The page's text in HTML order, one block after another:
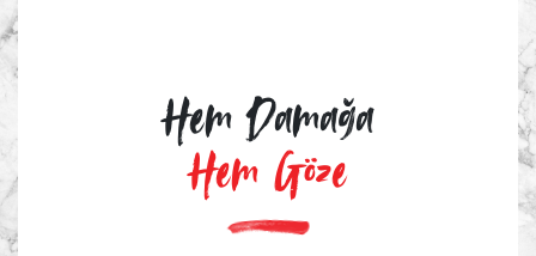
Hem Damağa
Hem Göze